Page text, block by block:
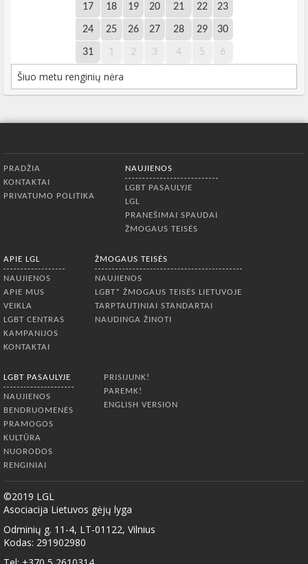
17 18 19 20 21 22 23
24 25 26 27 28 29 30
31 1 2 3 4 5 6
Šiuo metu renginių nėra
PRADŽIA
KONTAKTAI
PRIVATUMO POLITIKA
NAUJIENOS
LGBT PASAULYJE
LGL
PRANEŠIMAI SPAUDAI
ŽMOGAUS TEISĖS
APIE LGL
NAUJIENOS
APIE MUS
VEIKLA
LGBT CENTRAS
KAMPANIJOS
KONTAKTAI
ŽMOGAUS TEISĖS
NAUJIENOS
LGBT* ŽMOGAUS TEISĖS LIETUVOJE
TARPTAUTINIAI STANDARTAI
NAUDINGA ŽINOTI
LGBT PASAULYJE
NAUJIENOS
BENDRUOMENĖS
PRAMOGOS
KULTŪRA
NUORODOS
RENGINIAI
PRISIJUNK!
PAREMK!
ENGLISH VERSION
©2019 LGL
Asociacija Lietuvos gėjų lyga
Odminių g. 11-4, LT-01122, Vilnius
Kodas: 291902980